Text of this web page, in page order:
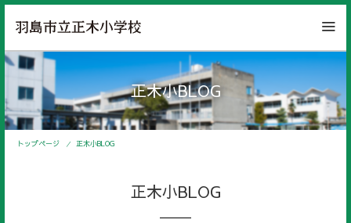
正木小BLOG
トップページ 正木小BLOG
正木小BLOG